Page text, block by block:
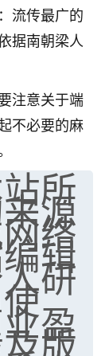
流传最广的
据南朝梁人
注意关于端
不必要的麻
所
源
络
辑
研
盈
版
开始我经常
找到慧来老
有梦到过
安，给亡母
11
15